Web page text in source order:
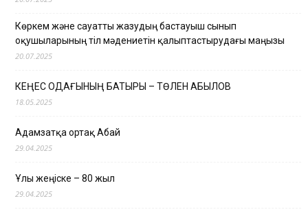
Көркем және сауатты жазудың бастауыш сынып
оқушыларының тіл мәдениетін қалыптастырудағы маңызы
20.07.2025
КЕҢЕС ОДАҒЫНЫҢ БАТЫРЫ – ТӨЛЕН ҚАБЫЛОВ
18.05.2025
Адамзатқа ортақ Абай
29.04.2025
Ұлы жеңіске – 80 жыл
29.04.2025